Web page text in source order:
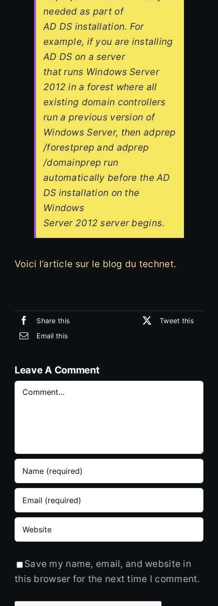
needed as part of
AD DS installation. For
example, if you are installing
AD DS on a server
that runs Windows Server
2012 in a forest where all
existing domain controllers
run a previous version of
Windows Server, then adprep
/forestprep and adprep
/domainprep run
automatically before the AD
DS installation on the
Windows
Server 2012 server begins.
Voici l’article sur le blog du technet.
Share this
Tweet this
Email this
Leave A Comment
Comment
Save my name, email, and website in
this browser for the next time I comment.